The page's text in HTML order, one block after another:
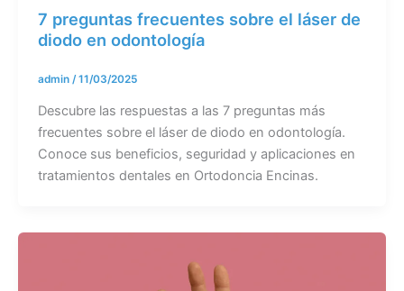
7 preguntas frecuentes sobre el láser de
diodo en odontología
admin /11/03/2025
Descubre las respuestas a las 7 preguntas más
frecuentes sobre el láser de diodo en odontología.
Conoce sus beneficios, seguridad y aplicaciones en
tratamientos dentales en Ortodoncia Encinas.